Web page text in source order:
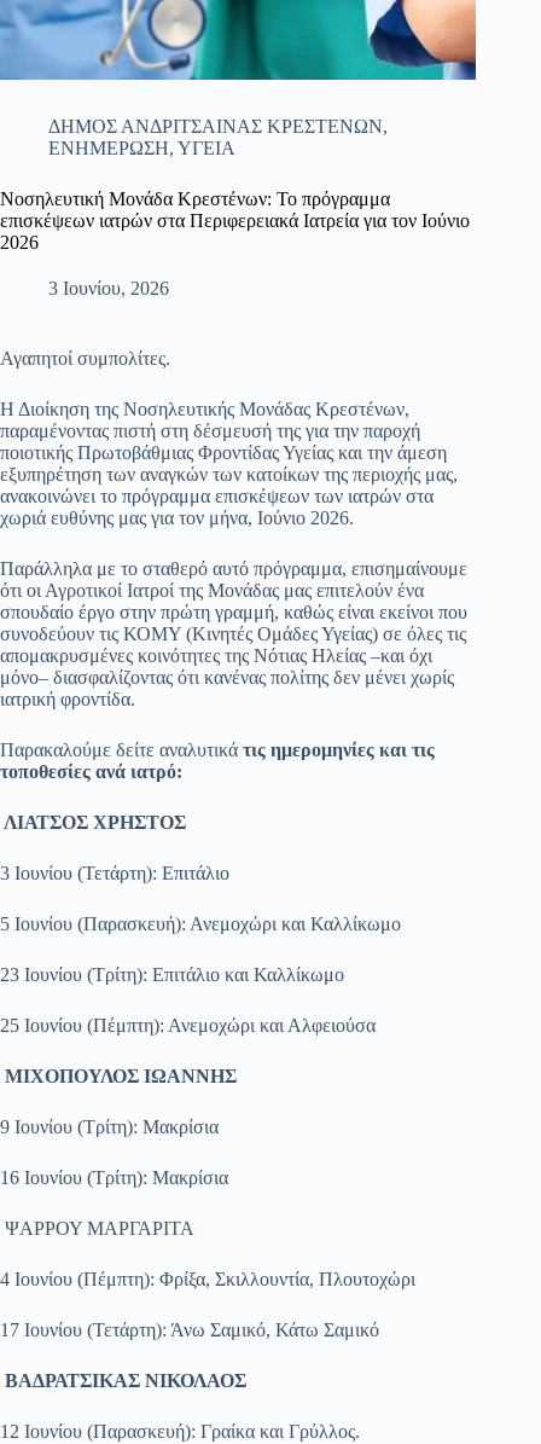
ΔΗΜΟΣ ΑΝΔΡΙΤΣΑΙΝΑΣ ΚΡΕΣΤΕΝΩΝ,
ΕΝΗΜΕΡΩΣΗ, ΥΓΕΙΑ
Νοσηλευτική Μονάδα Κρεστένων: Το πρόγραμμα
επισκέψεων ιατρών στα Περιφερειακά Ιατρεία για τον Ιούνιο
2026
3 Ιουνίου, 2026
​Αγαπητοί συμπολίτες.
​Η Διοίκηση της Νοσηλευτικής Μονάδας Κρεστένων,
παραμένοντας πιστή στη δέσμευσή της για την παροχή
ποιοτικής Πρωτοβάθμιας Φροντίδας Υγείας και την άμεση
εξυπηρέτηση των αναγκών των κατοίκων της περιοχής μας,
ανακοινώνει το πρόγραμμα επισκέψεων των ιατρών στα
χωριά ευθύνης μας για τον μήνα, Ιούνιο 2026.
​Παράλληλα με το σταθερό αυτό πρόγραμμα, επισημαίνουμε
ότι οι Αγροτικοί Ιατροί της Μονάδας μας επιτελούν ένα
σπουδαίο έργο στην πρώτη γραμμή, καθώς είναι εκείνοι που
συνοδεύουν τις ΚΟΜΥ (Κινητές Ομάδες Υγείας) σε όλες τις
απομακρυσμένες κοινότητες της Νότιας Ηλείας –και όχι
μόνο– διασφαλίζοντας ότι κανένας πολίτης δεν μένει χωρίς
ιατρική φροντίδα.
​Παρακαλούμε δείτε αναλυτικά τις ημερομηνίες και τις
τοποθεσίες ανά ιατρό:
​ ΛΙΑΤΣΟΣ ΧΡΗΣΤΟΣ
3 Ιουνίου (Τετάρτη): Επιτάλιο
5 Ιουνίου (Παρασκευή): Ανεμοχώρι και Καλλίκωμο
23 Ιουνίου (Τρίτη): Επιτάλιο και Καλλίκωμο
25 Ιουνίου (Πέμπτη): Ανεμοχώρι και Αλφειούσα
​ ΜΙΧΟΠΟΥΛΟΣ ΙΩΑΝΝΗΣ
9 Ιουνίου (Τρίτη): Μακρίσια
16 Ιουνίου (Τρίτη): Μακρίσια
​ ΨΑΡΡΟΥ ΜΑΡΓΑΡΙΤΑ
4 Ιουνίου (Πέμπτη): Φρίξα, Σκιλλουντία, Πλουτοχώρι
17 Ιουνίου (Τετάρτη): Άνω Σαμικό, Κάτω Σαμικό
​ ΒΑΔΡΑΤΣΙΚΑΣ ΝΙΚΟΛΑΟΣ
12 Ιουνίου (Παρασκευή): Γραίκα και Γρύλλος.